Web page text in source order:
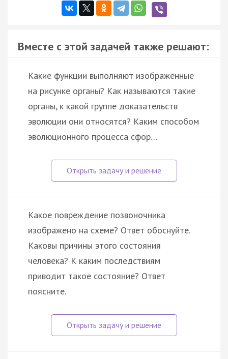
Вместе с этой задачей также решают:
Какие функции выполняют изображённые
на рисунке органы? Как называются такие
органы, к какой группе доказательств
эволюции они относятся? Каким способом
эволюционного процесса сфор…
Какое повреждение позвоночника
изображено на схеме? Ответ обоснуйте.
Каковы причины этого состояния
человека? К каким последствиям
приводит такое состояние? Ответ
поясните.